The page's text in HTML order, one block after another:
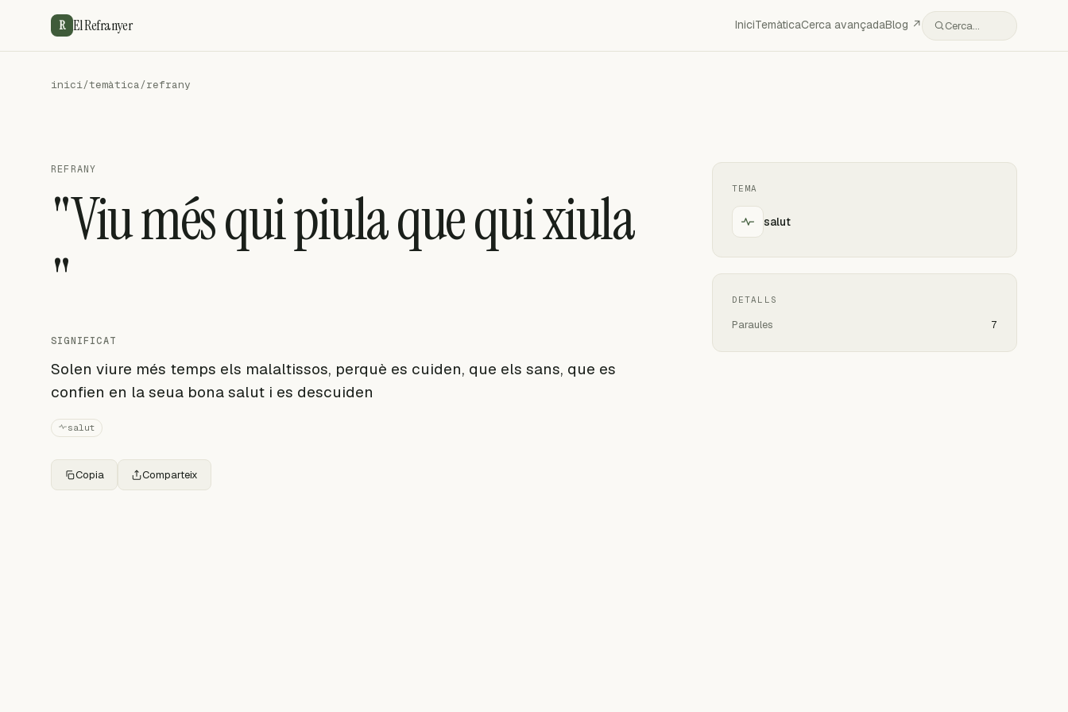
R El Refranyer IniciTemàticaCerca avançadaBlog ↗ Cerca…
inici/temàtica/refrany
REFRANY
"Viu més qui piula que qui xiula
"
SIGNIFICAT
Solen viure més temps els malaltissos, perquè es cuiden, que els sans, que es
confien en la seua bona salut i es descuiden
salut
Copia Comparteix
TEMA
salut
DETALLS
Paraules 7